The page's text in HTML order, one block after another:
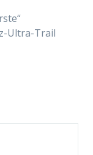
Ultra-Trail